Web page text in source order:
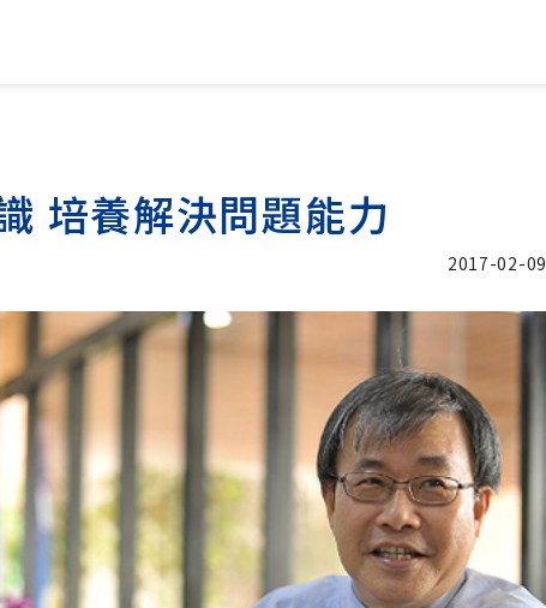
培養解決問題能力
追蹤
2017-02-09